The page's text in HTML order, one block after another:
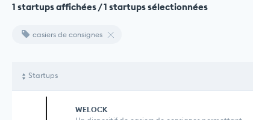
1 startups affichées / 1 startups sélectionnées
casiers de consignes
Startups
WELOCK